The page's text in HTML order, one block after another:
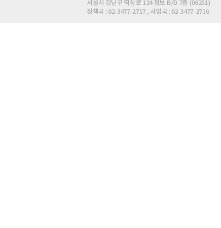
서울시 강남구 역삼로 124 청보 B/D 7층 (06251)
정책국 : 02-3477-2717 , 사업국 : 02-3477-2716